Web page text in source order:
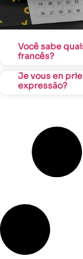
Você sabe
francês?
Je vous en
expressão?